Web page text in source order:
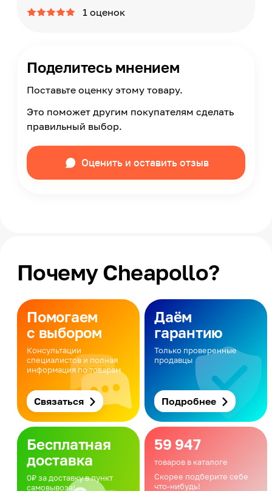
1 оценок
Поделитесь мнением
Поставьте оценку этому товару.
Это поможет другим покупателям сделать
правильный выбор.
Оценить и оставить отзыв
Почему Cheapollo?
Помогаем
с выбором
Консультации
специалистов и полная
информация по товарам
Связаться
Даём
гарантию
Только проверенные
продавцы
Подробнее
Бесплатная
доставка
0₽ за доставку в пункт
самовывоза!
59 947
товаров в каталоге
Скорее подберите себе
что-нибудь!